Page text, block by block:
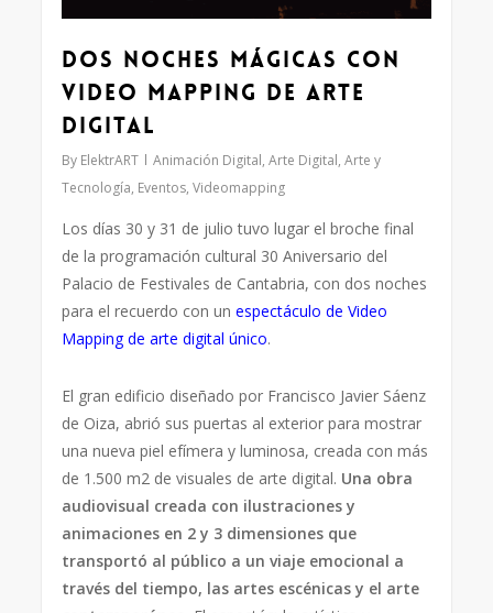
Dos noches mágicas con
Video Mapping de Arte
Digital
By ElektrART Animación Digital,Arte Digital,Arte y
Tecnología, Eventos,Videomapping
Los días 30 y 31 de julio tuvo lugar el broche final
de la programación cultural 30 Aniversario del
Palacio de Festivales de Cantabria, con dos noches
para el recuerdo con unespectáculo de Video
Mapping de arte digital único.
El gran edificio diseñado por Francisco Javier Sáenz
de Oiza, abrió sus puertas al exterior para mostrar
una nueva piel efímera y luminosa, creada con más
de 1.500 m2 de visuales de arte digital. Una obra
audiovisual creada con ilustraciones y
animaciones en 2 y 3 dimensiones que
transportó al público a un viaje emocional a
través del tiempo, las artes escénicas y el arte